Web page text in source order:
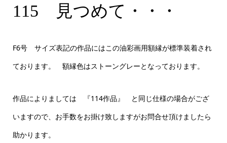
115 見つめて・・・ F6号サイズ
115 見つめて・・・
F6号 サイズ表記の作品にはこの油彩画用額縁が標準装着され
ております。 額縁色はストーングレーとなっております。
作品によりましては 『114作品』 と同じ仕様の場合がござ
いますので、お手数をお掛け致しますがお問合せ頂けましたら
助かります。